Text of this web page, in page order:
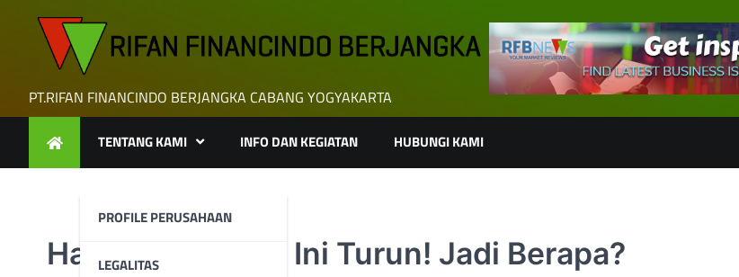
PT.RIFAN FINANCINDO BERJANGKA CABANG YOGYAKARTA
TENTANG KAMI
PROFILE PERUSAHAAN
LEGALITAS
INFO DAN KEGIATAN HUBUNGI KAMI
Harga Emas Hari Ini Turun! Jadi Berapa?